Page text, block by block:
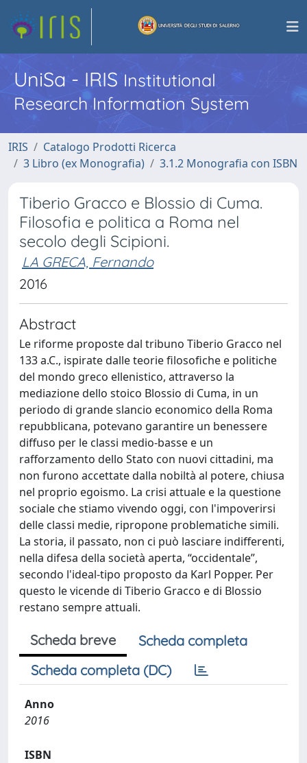
UniSa - IRISInstitutional
Research Information System
IRIS
Catalogo Prodotti Ricerca
3 Libro (ex Monografia)
3.1.2 Monografia con ISBN
Tiberio Gracco e Blossio di Cuma.
Filosofia e politica a Roma nel
secolo degli Scipioni.
LA GRECA, Fernando
2016
Abstract
Le riforme proposte dal tribuno Tiberio Gracco nel
133 a.C., ispirate dalle teorie filosofiche e politiche
del mondo greco ellenistico, attraverso la
mediazione dello stoico Blossio di Cuma, in un
periodo di grande slancio economico della Roma
repubblicana, potevano garantire un benessere
diffuso per le classi medio-basse e un
rafforzamento dello Stato con nuovi cittadini, ma
non furono accettate dalla nobiltà al potere, chiusa
nel proprio egoismo. La crisi attuale e la questione
sociale che stiamo vivendo oggi, con l'impoverirsi
delle classi medie, ripropone problematiche simili.
La storia, il passato, non ci può lasciare indifferenti,
nella difesa della società aperta, “occidentale”,
secondo l'ideal-tipo proposto da Karl Popper. Per
questo le vicende di Tiberio Gracco e di Blossio
restano sempre attuali.
Scheda breve
Scheda completa
Scheda completa (DC)
Anno
2016
ISBN